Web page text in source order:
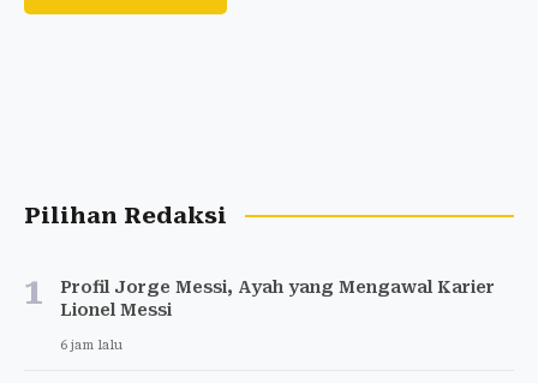
Pilihan Redaksi
1
Profil Jorge Messi, Ayah yang Mengawal Karier
Lionel Messi
6 jam lalu